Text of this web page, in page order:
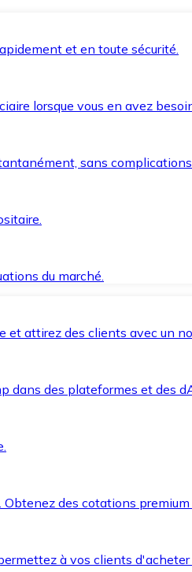
et en toute sécurité.
lorsque vous en avez
sans
du marché.
attirez des clients avec un
dans des plateformes et des
des cotations
à vos clients